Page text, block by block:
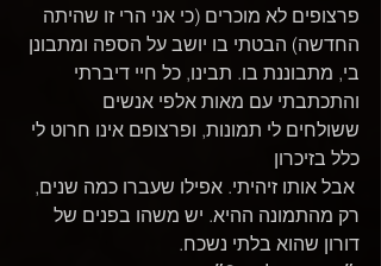
פרצופים לא מוכרים (כי אני הרי זו שהיתה
החדשה) הבטתי בו יושב על הספה ומתבונן
בי, מתבוננת בו. תבינו, כל חיי דיברתי
והתכתבתי עם מאות אלפי אנשים
ששולחים לי תמונות, ופרצופם אינו חרוט לי
כלל בזיכרון
אבל אותו זיהיתי. אפילו שעברו כמה שנים,
רק מהתמונה ההיא. יש משהו בפנים של
דורון שהוא בלתי נשכח.